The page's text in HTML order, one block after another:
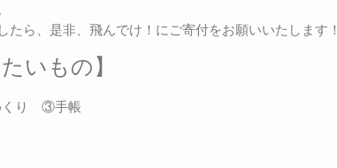
ら、是非、飛んでけ！にご寄付をお願いいたします！
いもの】
り ③手帳